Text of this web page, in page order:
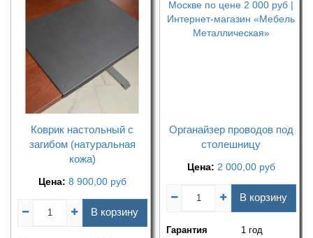
Коврик настольный с
загибом (натуральная
кожа)
Цена: 8 900,00 руб
В корзину
Органайзер проводов под
столешницу
Цена: 2 000,00 руб
В корзину
Гарантия 1 год